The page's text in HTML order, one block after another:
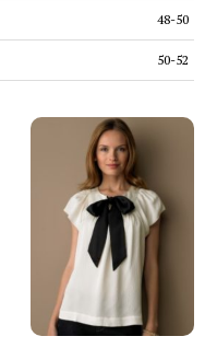
48-50
50-52